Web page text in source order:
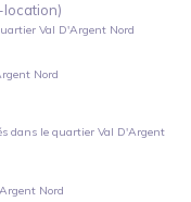
location)
Val D'Argent Nord
Nord
dans le quartierVal D'Argent
Nord